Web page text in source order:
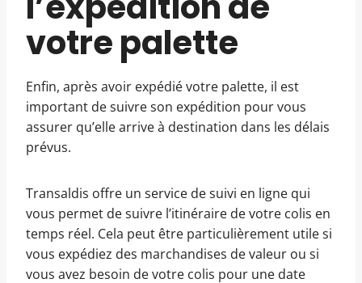
votre palette
Enfin, après avoir expédié votre palette, il est
important de suivre son expédition pour vous
assurer qu’elle arrive à destination dans les délais
prévus.
Transaldis offre un service de suivi en ligne qui
vous permet de suivre l’itinéraire de votre colis en
temps réel. Cela peut être particulièrement utile si
vous expédiez des marchandises de valeur ou si
vous avez besoin de votre colis pour une date